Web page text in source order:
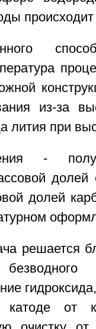
из-за
лития при
-
долей
долей
решается
катоде от